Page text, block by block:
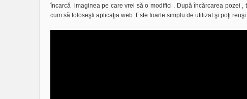
încarcă imaginea pe care vrei să o modifici . După încărcarea pozei ,
cum să foloseşti aplicaţia web. Este foarte simplu de utilizat şi poţi